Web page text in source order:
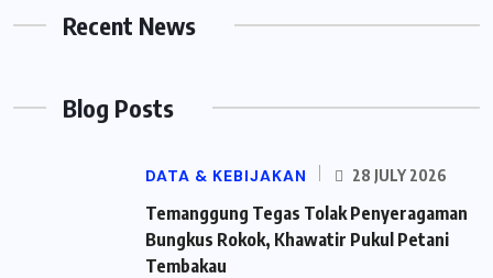
Recent News
Blog Posts
DATA & KEBIJAKAN 28 JULY 2026
Temanggung Tegas Tolak Penyeragaman
Bungkus Rokok, Khawatir Pukul Petani
Tembakau